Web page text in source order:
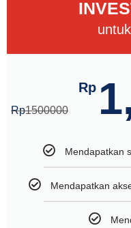
Rp1500000
Rp
Mendapatkan
Mendapatkan